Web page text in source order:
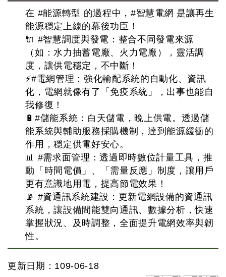
在 #能源轉型 的過程中，#智慧電網 是讓再生
能源穩定上線的幕後功臣！
🔌 #智慧調度與發電：整合不同發電來源
（如：水力抽蓄電廠、火力電廠），靈活調
度，讓供電穩定，不中斷！
⚡#電網管理：強化輸配系統的自動化、資訊
化，電網就像有了「免疫系統」，出事也能自
我修復！
🔋#儲能系統：白天儲電，晚上供電。透過儲
能系統與輔助服務採購機制，達到能源緩衝的
作用，穩定供電好安心。
📊 #需求面管理：透過即時數位計量工具，推
動「時間電價」、「需量反應」制度，讓用戶
更有意識地用電，提高節電效果！
📡 #資通訊系統建設：更新電網設備的資通訊
系統，讓設備間能雙向通訊、數據分析，快速
掌握狀況、及時調整，全面提升電網效率與韌
性。
更新日期：109-06-18